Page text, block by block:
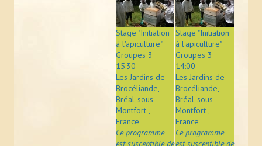
Stage "Initiation
à l'apiculture"
Groupes 3
15:30
Les Jardins de
Brocéliande,
Bréal-sous-
Montfort ,
France
Ce programme
est susceptible de
Stage "Initiation
à l'apiculture"
Groupes 3
14:00
Les Jardins de
Brocéliande,
Bréal-sous-
Montfort ,
France
Ce programme
est susceptible de